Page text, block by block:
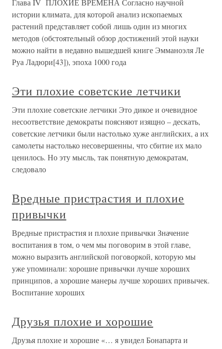
Глава IV ПЛОХИЕ ВРЕМЕНА Согласно научной
истории климата, для которой анализ ископаемых
растений представляет собой лишь один из многих
методов (обстоятельный обзор достижений этой науки
можно найти в недавно вышедшей книге Эмманоэля Ле
Руа Ладюри[43]), эпоха 1000 года
Эти плохие советские летчики
Эти плохие советские летчики Это дикое и очевидное
несоответствие демократы поясняют изящно – дескать,
советские летчики были настолько хуже английских, а их
самолеты настолько несовершенны, что сбитие их мало
ценилось. Но эту мысль, так понятную демократам,
следовало
Вредные пристрастия и плохие
привычки
Вредные пристрастия и плохие привычки Значение
воспитания в том, о чем мы поговорим в этой главе,
можно выразить английской поговоркой, которую мы
уже упоминали: хорошие привычки лучше хороших
принципов, а хорошие манеры лучше хороших привычек.
Воспитание хороших
Друзья плохие и хорошие
Друзья плохие и хорошие «… я увидел Бонапарта и